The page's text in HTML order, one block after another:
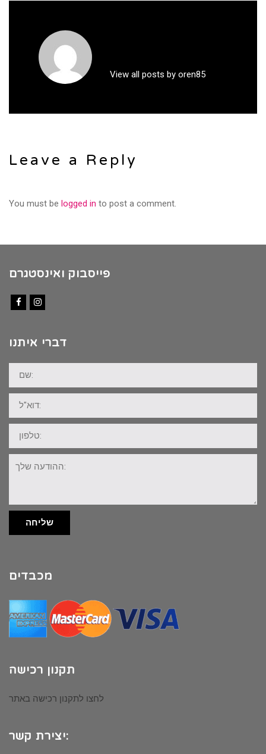
View all posts by oren85
Leave a Reply
You must be logged in to post a comment.
פייסבוק ואינסטגרם
דברי איתנו
שם:
דוא"ל:
טלפון:
ההודעה
שלך:
שליחה
מכבדים
תקנון רכישה
לחצו לתקנון רכישה באתר
יצירת קשר: